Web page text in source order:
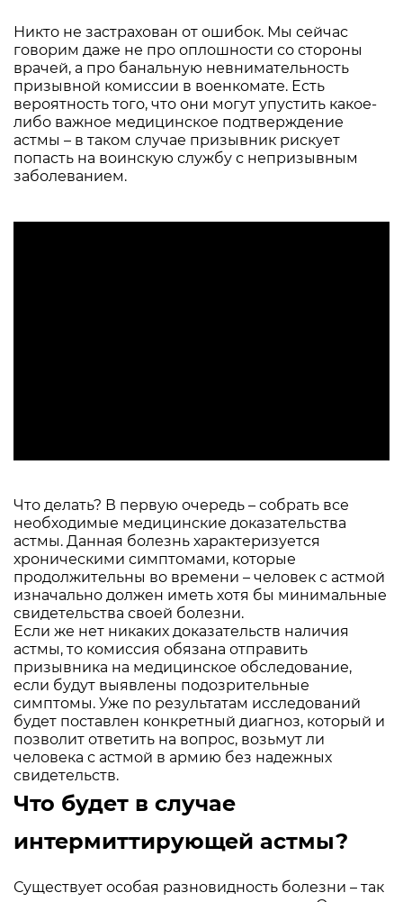
Никто не застрахован от ошибок. Мы сейчас
говорим даже не про оплошности со стороны
врачей, а про банальную невнимательность
призывной комиссии в военкомате. Есть
вероятность того, что они могут упустить какое-
либо важное медицинское подтверждение
астмы – в таком случае призывник рискует
попасть на воинскую службу с непризывным
заболеванием.
Что делать? В первую очередь – собрать все
необходимые медицинские доказательства
астмы. Данная болезнь характеризуется
хроническими симптомами, которые
продолжительны во времени – человек с астмой
изначально должен иметь хотя бы минимальные
свидетельства своей болезни.
Если же нет никаких доказательств наличия
астмы, то комиссия обязана отправить
призывника на медицинское обследование,
если будут выявлены подозрительные
симптомы. Уже по результатам исследований
будет поставлен конкретный диагноз, который и
позволит ответить на вопрос, возьмут ли
человека с астмой в армию без надежных
свидетельств.
Что будет в случае
интермиттирующей астмы?
Существует особая разновидность болезни – так